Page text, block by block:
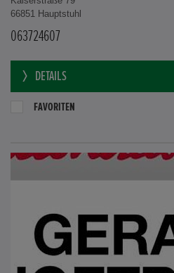
66851 Hauptstuhl
063724607
DETAILS
FAVORITEN